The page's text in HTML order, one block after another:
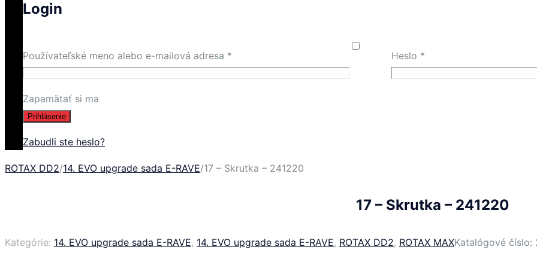
Login
Používateľské meno alebo e-mailová adresa * Heslo *
Zapamätať si ma
Prihlásenie
Zabudli ste heslo?
ROTAX DD2/14. EVO upgrade sada E-RAVE/17 – Skrutka – 241220
17 – Skrutka – 241220
Kategórie: 14. EVO upgrade sada E-RAVE, 14. EVO upgrade sada E-RAVE, ROTAX DD2, ROTAX MAXKatalógové číslo: